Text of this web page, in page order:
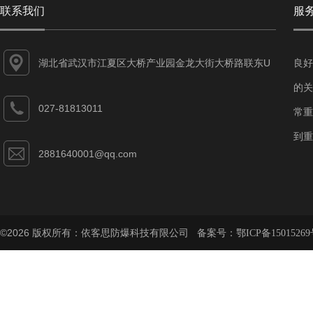
联系我们
湖北省武汉市江夏区大桥产业园金龙大街大桥路联东U
027-81813011
2881640001@qq.com
服
良
的
常
到
©2026 版权所有：依客思防爆科技有限公司 备案号： 鄂ICP备15015269